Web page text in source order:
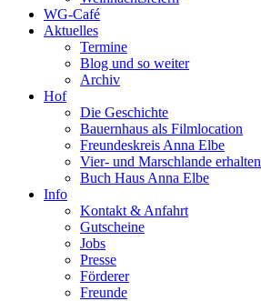
WG-Café
Aktuelles
Termine
Blog und so weiter
Archiv
Hof
Die Geschichte
Bauernhaus als Filmlocation
Freundeskreis Anna Elbe
Vier- und Marschlande erhalten
Buch Haus Anna Elbe
Info
Kontakt & Anfahrt
Gutscheine
Jobs
Presse
Förderer
Freunde